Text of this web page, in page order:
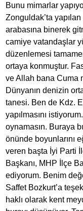
Bunu mimarlar
Zonguldak’ta
arabasına binerek
camiye vatandaşlar
düzenlemesi
ortaya konmuştur.
ve Allah bana Cuma
Dünyanın denizin
tanesi. Ben de Kdz.
yapılmasını
oynamasın. Buraya
önünde boyunlarını
veren başta İyi Parti
Başkanı, MHP İlçe
ediyorum. Benim
Saffet Bozkurt’a
haklı olarak kent